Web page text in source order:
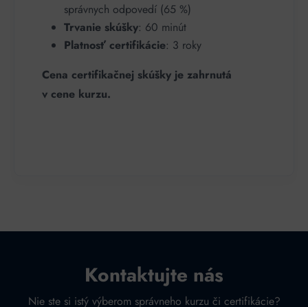
správnych odpovedí (65 %)
Trvanie skúšky: 60 minút
Platnosť certifikácie: 3 roky
Cena certifikačnej skúšky je zahrnutá
v cene kurzu.
Kontaktujte nás
Nie ste si istý výberom správneho kurzu či certifikácie?